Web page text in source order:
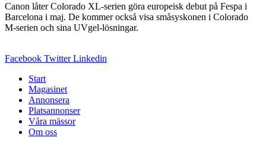
Canon låter Colorado XL-serien göra europeisk debut på Fespa i
Barcelona i maj. De kommer också visa småsyskonen i Colorado
M-serien och sina UVgel-lösningar.
Facebook Twitter Linkedin
Start
Magasinet
Annonsera
Platsannonser
Våra mässor
Om oss